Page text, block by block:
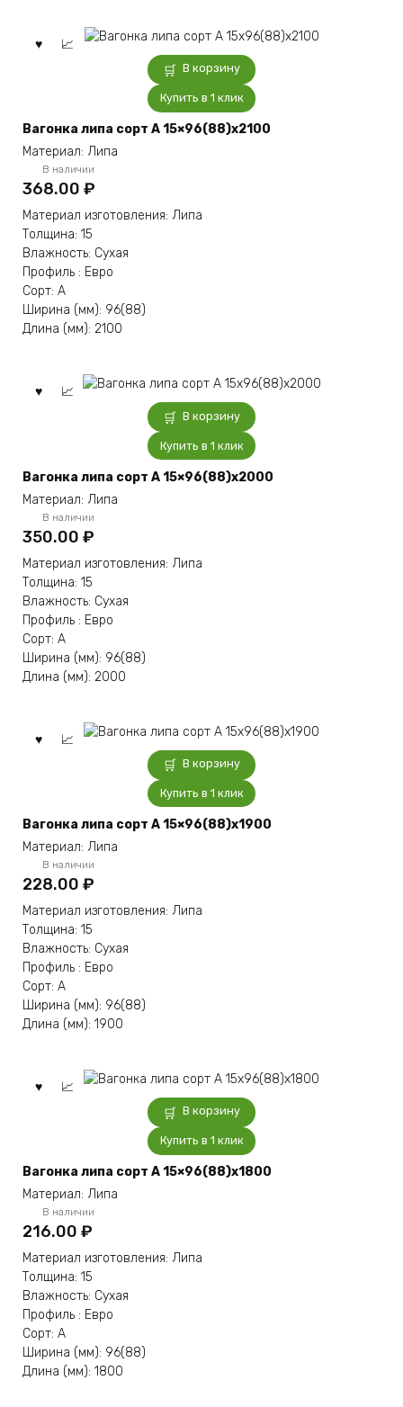
В корзину
Купить в 1 клик
Вагонка липа сорт А 15×96(88)x2100
Материал: Липа
В наличии
368.00 ₽
Материал изготовления: Липа
Толщина: 15
Влажность: Сухая
Профиль : Евро
Сорт: А
Ширина (мм): 96(88)
Длина (мм): 2100
В корзину
Купить в 1 клик
Вагонка липа сорт А 15×96(88)x2000
Материал: Липа
В наличии
350.00 ₽
Материал изготовления: Липа
Толщина: 15
Влажность: Сухая
Профиль : Евро
Сорт: А
Ширина (мм): 96(88)
Длина (мм): 2000
В корзину
Купить в 1 клик
Вагонка липа сорт А 15×96(88)x1900
Материал: Липа
В наличии
228.00 ₽
Материал изготовления: Липа
Толщина: 15
Влажность: Сухая
Профиль : Евро
Сорт: А
Ширина (мм): 96(88)
Длина (мм): 1900
В корзину
Купить в 1 клик
Вагонка липа сорт А 15×96(88)x1800
Материал: Липа
В наличии
216.00 ₽
Материал изготовления: Липа
Толщина: 15
Влажность: Сухая
Профиль : Евро
Сорт: А
Ширина (мм): 96(88)
Длина (мм): 1800